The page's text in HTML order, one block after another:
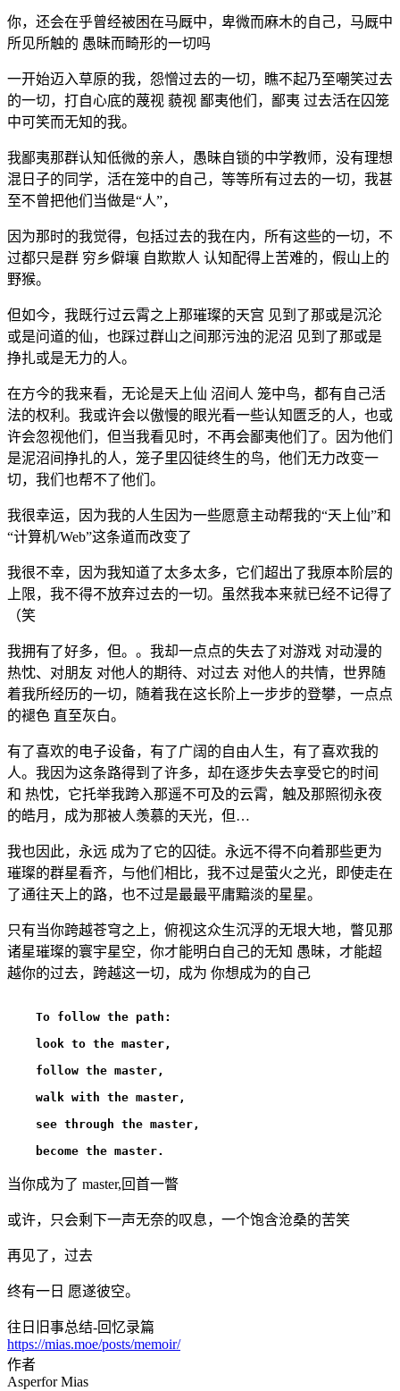
你，还会在乎曾经被困在马厩中，卑微而麻木的自己，马厩中
所见所触的 愚昧而畸形的一切吗
一开始迈入草原的我，怨憎过去的一切，瞧不起乃至嘲笑过去
的一切，打自心底的蔑视 藐视 鄙夷他们，鄙夷 过去活在囚笼
中可笑而无知的我。
我鄙夷那群认知低微的亲人，愚昧自锁的中学教师，没有理想
混日子的同学，活在笼中的自己，等等所有过去的一切，我甚
至不曾把他们当做是“人”，
因为那时的我觉得，包括过去的我在内，所有这些的一切，不
过都只是群 穷乡僻壤 自欺欺人 认知配得上苦难的，假山上的
野猴。
但如今，我既行过云霄之上那璀璨的天宫 见到了那或是沉沦
或是问道的仙，也踩过群山之间那污浊的泥沼 见到了那或是
挣扎或是无力的人。
在方今的我来看，无论是天上仙 沼间人 笼中鸟，都有自己活
法的权利。我或许会以傲慢的眼光看一些认知匮乏的人，也或
许会忽视他们，但当我看见时，不再会鄙夷他们了。因为他们
是泥沼间挣扎的人，笼子里囚徒终生的鸟，他们无力改变一
切，我们也帮不了他们。
我很幸运，因为我的人生因为一些愿意主动帮我的“天上仙”和
“计算机/Web”这条道而改变了
我很不幸，因为我知道了太多太多，它们超出了我原本阶层的
上限，我不得不放弃过去的一切。虽然我本来就已经不记得了
（笑
我拥有了好多，但。。我却一点点的失去了对游戏 对动漫的
热忱、对朋友 对他人的期待、对过去 对他人的共情，世界随
着我所经历的一切，随着我在这长阶上一步步的登攀，一点点
的褪色 直至灰白。
有了喜欢的电子设备，有了广阔的自由人生，有了喜欢我的
人。我因为这条路得到了许多，却在逐步失去享受它的时间
和 热忱，它托举我跨入那遥不可及的云霄，触及那照彻永夜
的皓月，成为那被人羡慕的天光，但…
我也因此，永远 成为了它的囚徒。永远不得不向着那些更为
璀璨的群星看齐，与他们相比，我不过是萤火之光，即使走在
了通往天上的路，也不过是最最平庸黯淡的星星。
只有当你跨越苍穹之上，俯视这众生沉浮的无垠大地，瞥见那
诸星璀璨的寰宇星空，你才能明白自己的无知 愚昧，才能超
越你的过去，跨越这一切，成为 你想成为的自己
    To follow the path:
    look to the master,
    follow the master,
    walk with the master,
    see through the master,
当你成为了 master,回首一瞥
或许，只会剩下一声无奈的叹息，一个饱含沧桑的苦笑
再见了，过去
终有一日 愿遂彼空。
往日旧事总结-回忆录篇
https://mias.moe/posts/memoir/
作者
Asperfor Mias